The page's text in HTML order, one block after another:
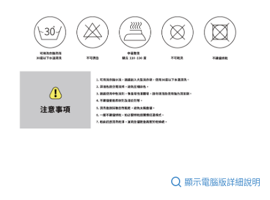
顯示電腦版詳細說明